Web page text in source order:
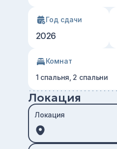
Год сдачи
2026
Комнат
1 спальня, 2 спальни
Локация
Локация